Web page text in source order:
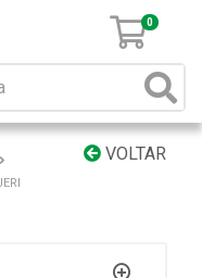
0
VOLTAR